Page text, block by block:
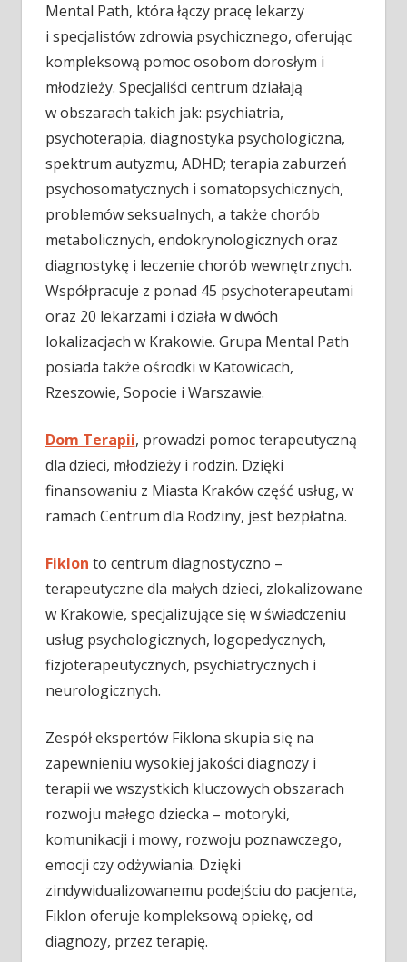
Mental Path, która łączy pracę lekarzy
i specjalistów zdrowia psychicznego, oferując
kompleksową pomoc osobom dorosłym i
młodzieży. Specjaliści centrum działają
w obszarach takich jak: psychiatria,
psychoterapia, diagnostyka psychologiczna,
spektrum autyzmu, ADHD; terapia zaburzeń
psychosomatycznych i somatopsychicznych,
problemów seksualnych, a także chorób
metabolicznych, endokrynologicznych oraz
diagnostykę i leczenie chorób wewnętrznych.
Współpracuje z ponad 45 psychoterapeutami
oraz 20 lekarzami i działa w dwóch
lokalizacjach w Krakowie. Grupa Mental Path
posiada także ośrodki w Katowicach,
Rzeszowie, Sopocie i Warszawie.
Dom Terapii, prowadzi pomoc terapeutyczną
dla dzieci, młodzieży i rodzin. Dzięki
finansowaniu z Miasta Kraków część usług, w
ramach Centrum dla Rodziny, jest bezpłatna.
Fiklon to centrum diagnostyczno –
terapeutyczne dla małych dzieci, zlokalizowane
w Krakowie, specjalizujące się w świadczeniu
usług psychologicznych, logopedycznych,
fizjoterapeutycznych, psychiatrycznych i
neurologicznych.
Zespół ekspertów Fiklona skupia się na
zapewnieniu wysokiej jakości diagnozy i
terapii we wszystkich kluczowych obszarach
rozwoju małego dziecka – motoryki,
komunikacji i mowy, rozwoju poznawczego,
emocji czy odżywiania. Dzięki
zindywidualizowanemu podejściu do pacjenta,
Fiklon oferuje kompleksową opiekę, od
diagnozy, przez terapię.